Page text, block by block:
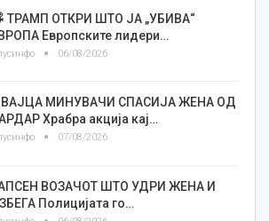
ТРАМП ОТКРИ ШТО ЈА „УБИВА“
Европските лидери…
06/08/2026
МИНУВАЧИ СПАСИЈА ЖЕНА ОД
Храбра акција кај…
07/08/2026
ВОЗАЧОТ ШТО УДРИ ЖЕНА И
Полицијата го…